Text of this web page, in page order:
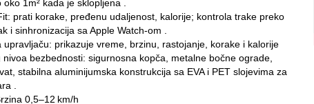
1m² kada je sklopljena .
prati korake, pređenu udaljenost, kalorije; kontrola trake preko
i sinhronizacija sa Apple Watch‑om .
upravljaču: prikazuje vreme, brzinu, rastojanje, korake i kalorije
nivoa bezbednosti: sigurnosna kopča, metalne bočne ograde,
stabilna aluminijumska konstrukcija sa EVA i PET slojevima za
.
0,5–12 km/h